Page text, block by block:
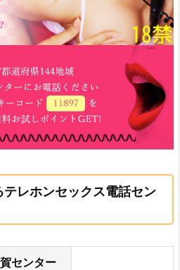
レホンセックス電話セン
センター